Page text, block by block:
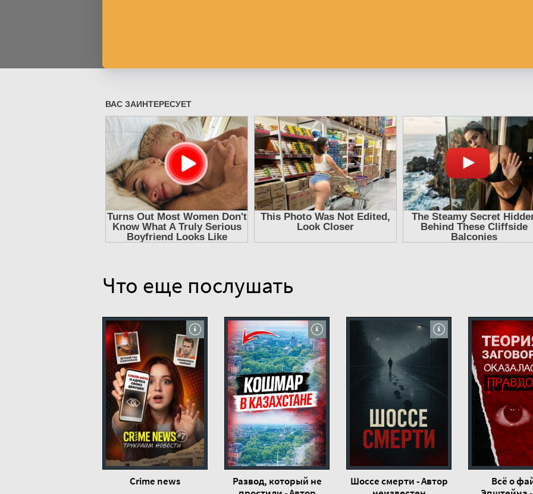
Что еще послушать
Crime news
Развод, который не
Шоссе смерти - Автор
Всё о